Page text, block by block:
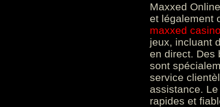
Maxxed
et légalement
maxxed
jeux, incluant
en direct. Des
sont
service
assistance.
rapides et